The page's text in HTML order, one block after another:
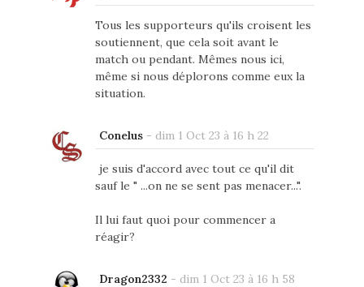
Tous les supporteurs qu'ils croisent les
soutiennent, que cela soit avant le
match ou pendant. Mêmes nous ici,
même si nous déplorons comme eux la
situation.
Conelus- dim 1 Oct 23 à 16 h 22
je suis d'accord avec tout ce qu'il dit
sauf le " ...on ne se sent pas menacer...".
Il lui faut quoi pour commencer a
réagir?
Dragon2332 - dim 1 Oct 23 à 16 h 58